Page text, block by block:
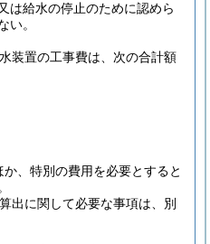
は給水の停止のために認めら
い。
装置の工事費は、次の合計額
、特別の費用を必要とすると
出に関して必要な事項は、別